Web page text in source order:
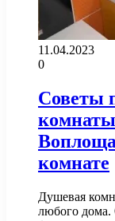
11.04.2023
0
Советы
комнате
Душевая
любого дома.